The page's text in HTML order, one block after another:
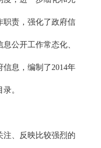
职责，强化了政府信
公开工作常态化、
息，编制了2014年
。
、反映比较强烈的